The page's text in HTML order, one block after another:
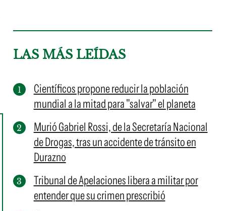
LAS MÁS LEÍDAS
Científicos propone reducir la población
mundial a la mitad para "salvar" el planeta
Murió Gabriel Rossi, de la Secretaría Nacional
de Drogas, tras un accidente de tránsito en
Durazno
Tribunal de Apelaciones libera a militar por
entender que su crimen prescribió